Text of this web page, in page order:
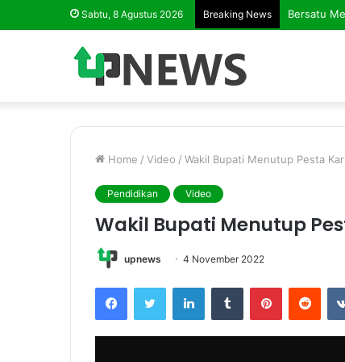
Sabtu, 8 Agustus 2026 Breaking News
Home / Video / Wakil Bupati Menutup Pesta
Pendidikan Video
Wakil Bupati Menutup
upnews 4 November 2022